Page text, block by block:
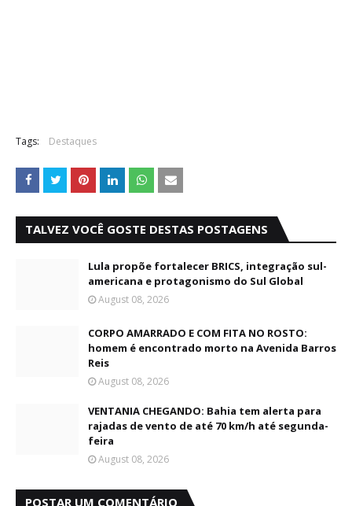
Tags: Destaques
TALVEZ VOCÊ GOSTE DESTAS POSTAGENS
Lula propõe fortalecer BRICS, integração sul-
americana e protagonismo do Sul Global
August 08, 2026
CORPO AMARRADO E COM FITA NO ROSTO:
homem é encontrado morto na Avenida Barros
Reis
August 08, 2026
VENTANIA CHEGANDO: Bahia tem alerta para
rajadas de vento de até 70 km/h até segunda-
feira
August 08, 2026
POSTAR UM COMENTÁRIO